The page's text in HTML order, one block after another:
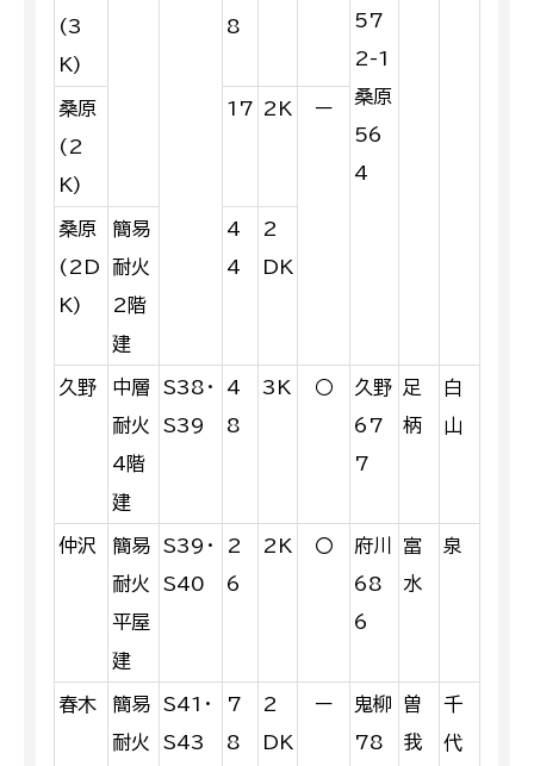
57
2-1
桑原
56
4
(3
K)
8
桑原
(2
K)
17 2K ー
桑原
(2D
K)
簡易
耐火
2階
建
4
4
2
DK
久野
中層
耐火
4階
建
S38・
S39
4
8
3K ○
久野
67
7
足
柄
白
山
仲沢
簡易
耐火
平屋
建
S39・
S40
2
6
2K 〇
府川
68
6
富
水
泉
春木
簡易
耐火
S41・
S43
7
8
2
DK
ー
鬼柳
78
曽
我
千
代